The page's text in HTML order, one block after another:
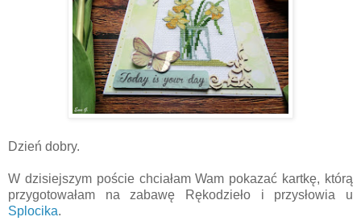
Dzień dobry.
W dzisiejszym poście chciałam Wam pokazać kartkę, którą
przygotowałam na zabawę Rękodzieło i przysłowia u
Splocika.